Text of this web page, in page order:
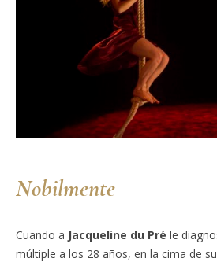
Nobilmente
Cuando a Jacqueline du Pré le
múltiple a los 28 años, en la cima de